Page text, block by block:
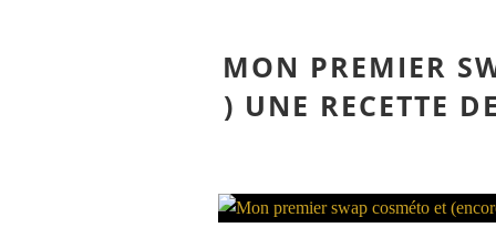
MON PREMIER
) UNE RECETTE